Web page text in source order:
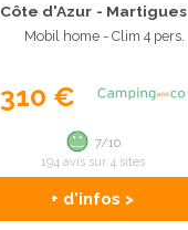
Côte d'Azur - Martigues
Mobil home - Clim 4 pers.
310 €
+ d'infos >
7/10
194 avis sur 4 sites